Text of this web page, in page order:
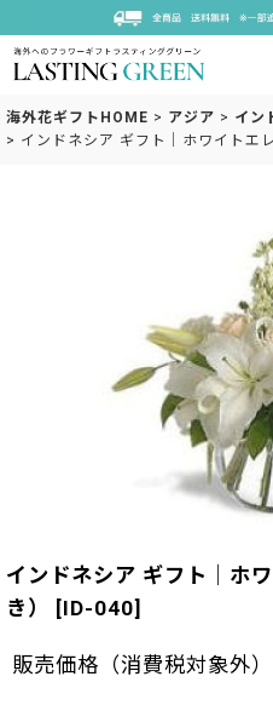
海外花ギフトHOME > アジア > イン
> インドネシア ギフト｜ホワイトエ
インドネシア ギフト｜ホ
き）
[ID-040]
販売価格（消費税対象外）